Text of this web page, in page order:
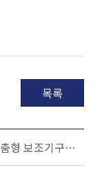
목록
롯데칠성음료 보행장애아동 맞춤형 보조기구 지원사업